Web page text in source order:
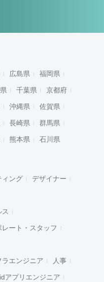
広島県 福岡県
千葉県 京都府
沖縄県 佐賀県
長崎県 群馬県
熊本県 石川県
ィング デザイナー
ス
レート・スタッフ
ラエンジニア 人事
アプリエンジニア